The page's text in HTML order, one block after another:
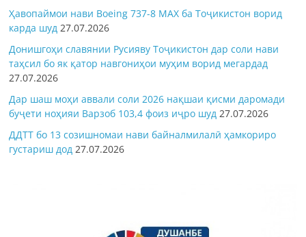
Ҳавопаймои нави Boeing 737-8 MAX ба Тоҷикистон ворид
карда шуд 27.07.2026
Донишгоҳи славянии Русияву Тоҷикистон дар соли нави
таҳсил бо як қатор навгониҳои муҳим ворид мегардад
27.07.2026
Дар шаш моҳи аввали соли 2026 нақшаи қисми даромади
буҷети ноҳияи Варзоб 103,4 фоиз иҷро шуд 27.07.2026
ДДТТ бо 13 созишномаи нави байналмилалӣ ҳамкориро
густариш дод 27.07.2026